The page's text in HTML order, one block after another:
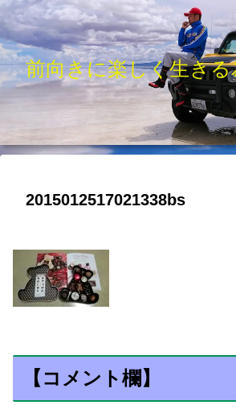
前向きに楽しく生き
2015012517021338bs
【コメント欄】